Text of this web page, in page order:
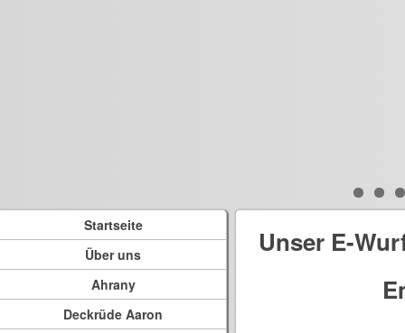
Startseite
Über uns
Ahrany
Deckrüde Aaron
Unser E-